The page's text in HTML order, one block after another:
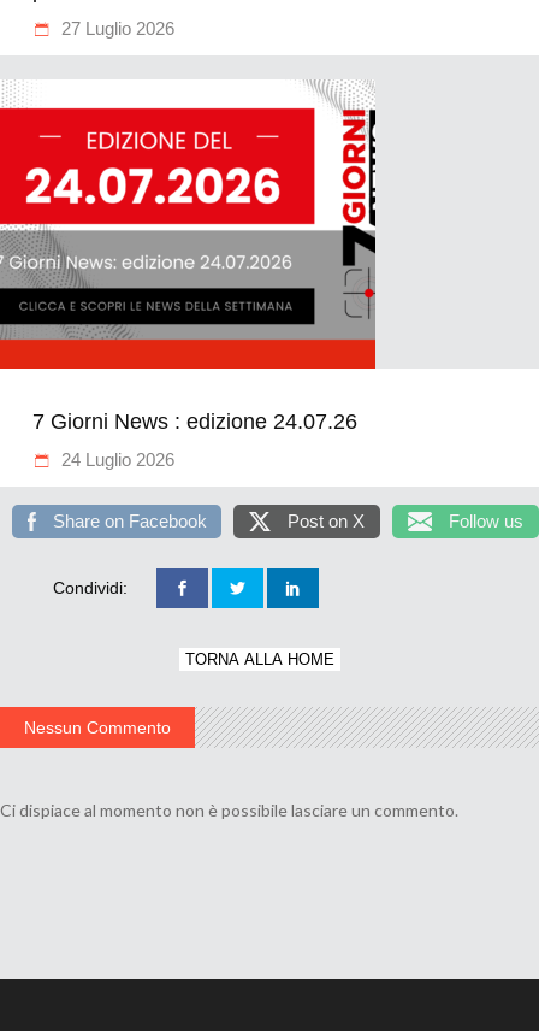
27 Luglio 2026
7 Giorni News : edizione 24.07.26
24 Luglio 2026
Share on Facebook Post on X Follow us
Condividi:
TORNA ALLA HOME
Nessun Commento
Ci dispiace al momento non è possibile lasciare un commento.